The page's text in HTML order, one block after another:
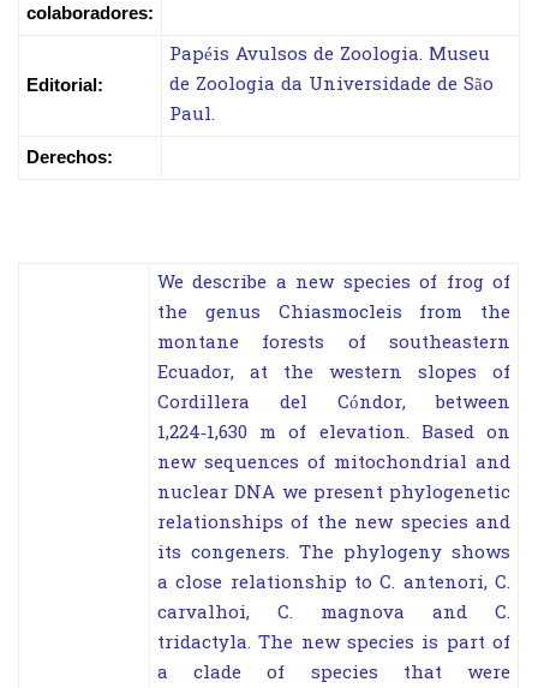
colaboradores:
Editorial:
Papéis Avulsos de Zoologia. Museu
de Zoologia da Universidade de São
Paul.
Derechos:
We describe a new species of frog of
the genus Chiasmocleis from the
montane forests of southeastern
Ecuador, at the western slopes of
Cordillera del Cóndor, between
1,224‑1,630 m of elevation. Based on
new sequences of mitochondrial and
nuclear DNA we present phylogenetic
relationships of the new species and
its congeners. The phylogeny shows
a close relationship to C. antenori, C.
carvalhoi, C. magnova and C.
tridactyla. The new species is part of
a clade of species that were